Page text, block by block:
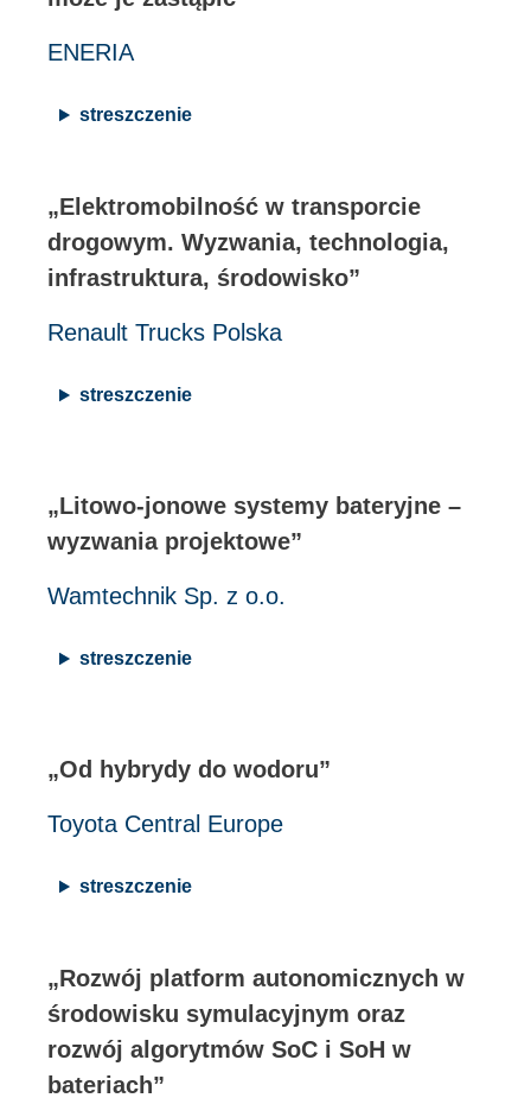
ENERIA
streszczenie
„Elektromobilność w transporcie
drogowym. Wyzwania, technologia,
infrastruktura, środowisko”
Renault Trucks Polska
streszczenie
„Litowo-jonowe systemy bateryjne –
wyzwania projektowe”
Wamtechnik Sp. z o.o.
streszczenie
„Od hybrydy do wodoru”
Toyota Central Europe
streszczenie
„Rozwój platform autonomicznych w
środowisku symulacyjnym oraz
rozwój algorytmów SoC i SoH w
bateriach”